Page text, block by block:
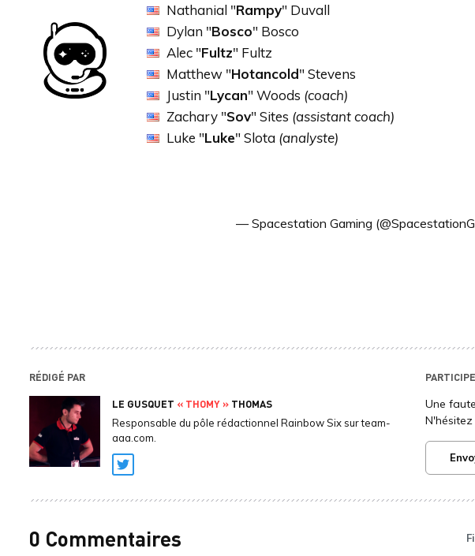
Nathanial "Rampy" Duvall
Dylan "Bosco" Bosco
Alec "Fultz" Fultz
Matthew "Hotancold" Stevens
Justin "Lycan" Woods (coach)
Zachary "Sov" Sites (assistant coach)
Luke "Luke" Slota (analyste)
— Spacestation Gaming
RÉDIGÉ PAR
LE GUSQUET « THOMY » THOMAS
Responsable du pôle rédactionnel Rainbow Six sur team-
aaa.com.
Twitter
Une
0 Commentaires